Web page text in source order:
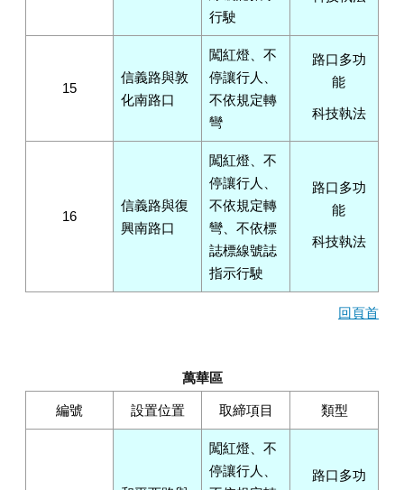
行駛
15
信義路與敦
化南路口
闖紅燈、不
停讓行人、
不依規定轉
彎
路口多功
能
科技執法
16
信義路與復
興南路口
闖紅燈、不
停讓行人、
不依規定轉
彎、不依標
誌標線號誌
指示行駛
路口多功
能
科技執法
回頁首
萬華區
編號 設置位置 取締項目 類型
闖紅燈、不
停讓行人、
路口多功